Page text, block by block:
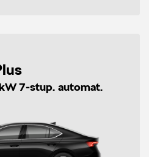
7-stup. automat.